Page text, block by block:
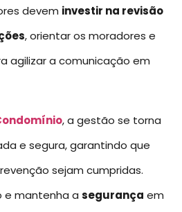
devem investir na revisão
, orientar os moradores e
agilizar a comunicação em
, a gestão se torna
e segura, garantindo que
sejam cumpridas.
e mantenha a segurança em